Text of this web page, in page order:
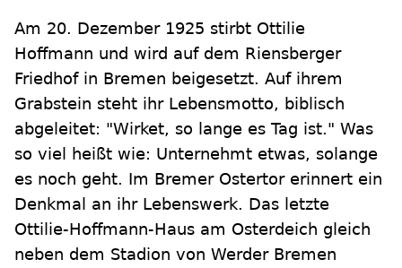
Am 20. Dezember 1925 stirbt Ottilie
Hoffmann und wird auf dem Riensberger
Friedhof in Bremen beigesetzt. Auf ihrem
Grabstein steht ihr Lebensmotto, biblisch
abgeleitet: "Wirket, so lange es Tag ist." Was
so viel heißt wie: Unternehmt etwas, solange
es noch geht. Im Bremer Ostertor erinnert ein
Denkmal an ihr Lebenswerk. Das letzte
Ottilie-Hoffmann-Haus am Osterdeich gleich
neben dem Stadion von Werder Bremen